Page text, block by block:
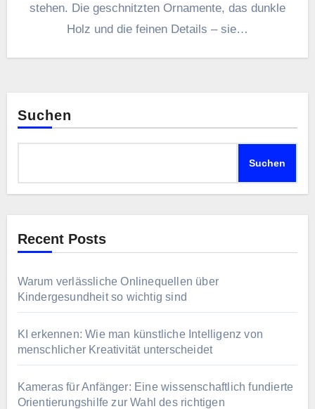
stehen. Die geschnitzten Ornamente, das dunkle
Holz und die feinen Details – sie…
Suchen
Suchen
Recent Posts
Warum verlässliche Onlinequellen über
Kindergesundheit so wichtig sind
KI erkennen: Wie man künstliche Intelligenz von
menschlicher Kreativität unterscheidet
Kameras für Anfänger: Eine wissenschaftlich fundierte
Orientierungshilfe zur Wahl des richtigen